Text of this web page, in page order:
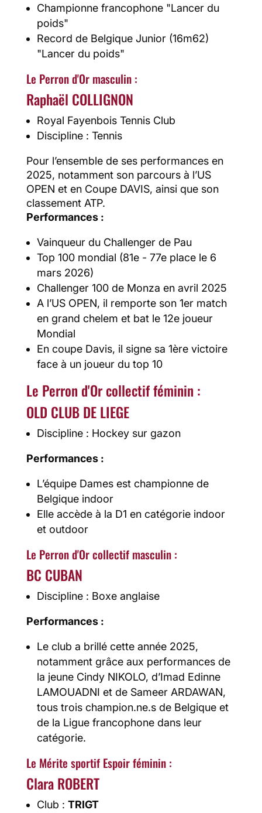
Championne francophone "Lancer du
poids"
Record de Belgique Junior (16m62)
"Lancer du poids"
Le Perron d'Or masculin :
Raphaël COLLIGNON
Royal Fayenbois Tennis Club
Discipline : Tennis
Pour l’ensemble de ses performances en
2025, notamment son parcours à l’US
OPEN et en Coupe DAVIS, ainsi que son
classement ATP.
Performances :
Vainqueur du Challenger de Pau
Top 100 mondial (81e - 77e place le 6
mars 2026)
Challenger 100 de Monza en avril 2025
A l’US OPEN, il remporte son 1er match
en grand chelem et bat le 12e joueur
Mondial
En coupe Davis, il signe sa 1ère victoire
face à un joueur du top 10
Le Perron d'Or collectif féminin :
OLD CLUB DE LIEGE
Discipline : Hockey sur gazon
Performances :
L’équipe Dames est championne de
Belgique indoor
Elle accède à la D1 en catégorie indoor
et outdoor
Le Perron d'Or collectif masculin :
BC CUBAN
Discipline : Boxe anglaise
Performances :
Le club a brillé cette année 2025,
notamment grâce aux performances de
la jeune Cindy NIKOLO, d’Imad Edinne
LAMOUADNI et de Sameer ARDAWAN,
tous trois champion.ne.s de Belgique et
de la Ligue francophone dans leur
catégorie.
Le Mérite sportif Espoir féminin :
Clara ROBERT
Club : TRIGT